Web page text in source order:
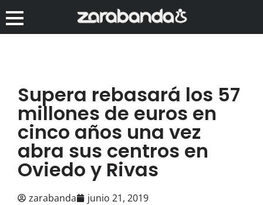
Supera rebasará los 57
millones de euros en
cinco años una vez
abra sus centros en
Oviedo y Rivas
zarabanda junio 21, 2019